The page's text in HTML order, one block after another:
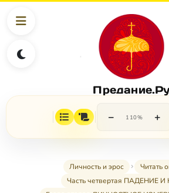
Предание.Ру
− 110% +
Личность и эрос
Читать
Часть четвертая ПАДЕНИЕ